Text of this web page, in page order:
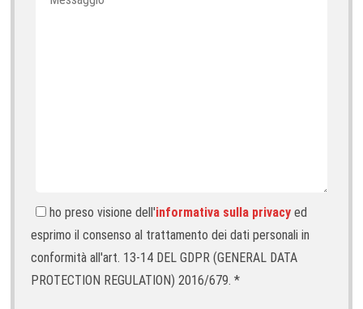
ho preso visione dell'informativa sulla privacy ed
esprimo il consenso al trattamento dei dati personali in
conformità all'art. 13-14 DEL GDPR (GENERAL DATA
PROTECTION REGULATION) 2016/679. *